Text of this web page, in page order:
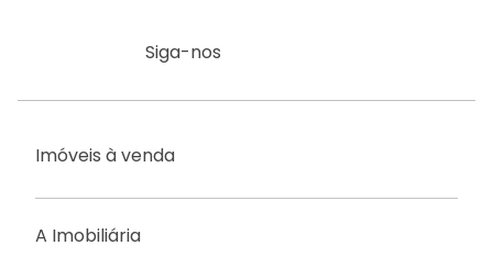
Siga-nos
Imóveis à venda
A Imobiliária